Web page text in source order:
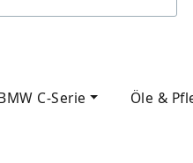
C-Serie Öle &